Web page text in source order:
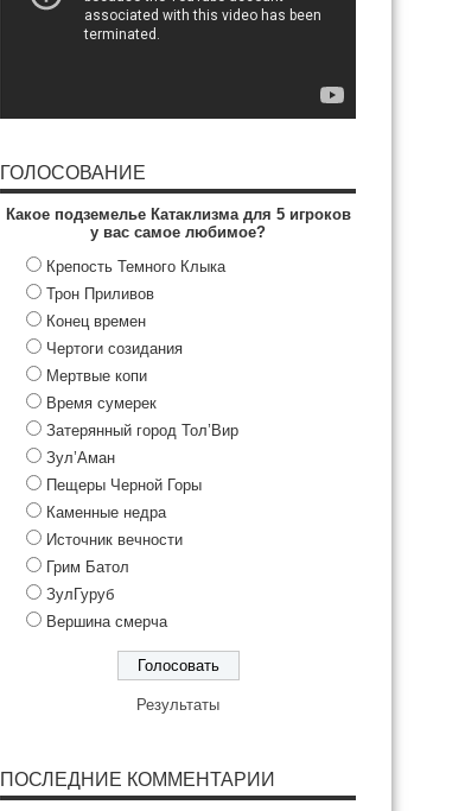
ГОЛОСОВАНИЕ
Какое подземелье Катаклизма для 5 игроков
у вас самое любимое?
Крепость Темного Клыка
Трон Приливов
Конец времен
Чертоги созидания
Мертвые копи
Время сумерек
Затерянный город Тол’Вир
Зул’Аман
Пещеры Черной Горы
Каменные недра
Источник вечности
Грим Батол
ЗулГуруб
Вершина смерча
Результаты
ПОСЛЕДНИЕ КОММЕНТАРИИ